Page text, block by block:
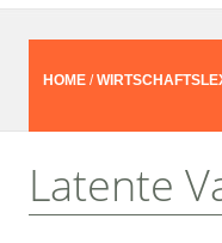
HOME /
Latente